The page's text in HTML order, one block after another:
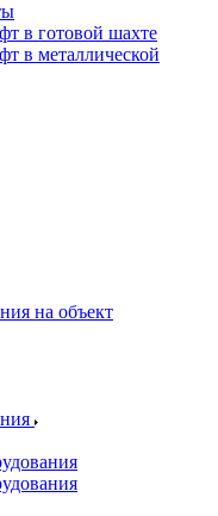
в готовой шахте
в металлической
на объект